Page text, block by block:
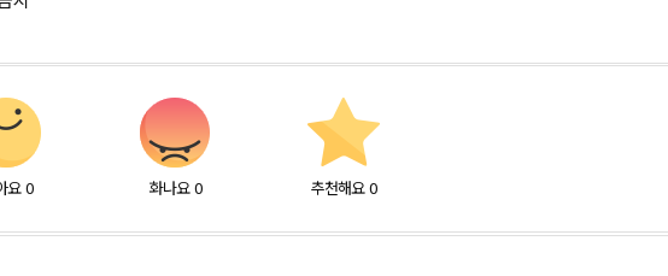
요 0 화나요 0 추천해요 0